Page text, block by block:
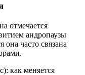
отмечается
андропаузы
она часто связана